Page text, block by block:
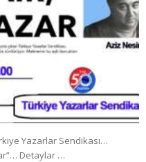
Yazarlar Sendikası…
Detaylar …